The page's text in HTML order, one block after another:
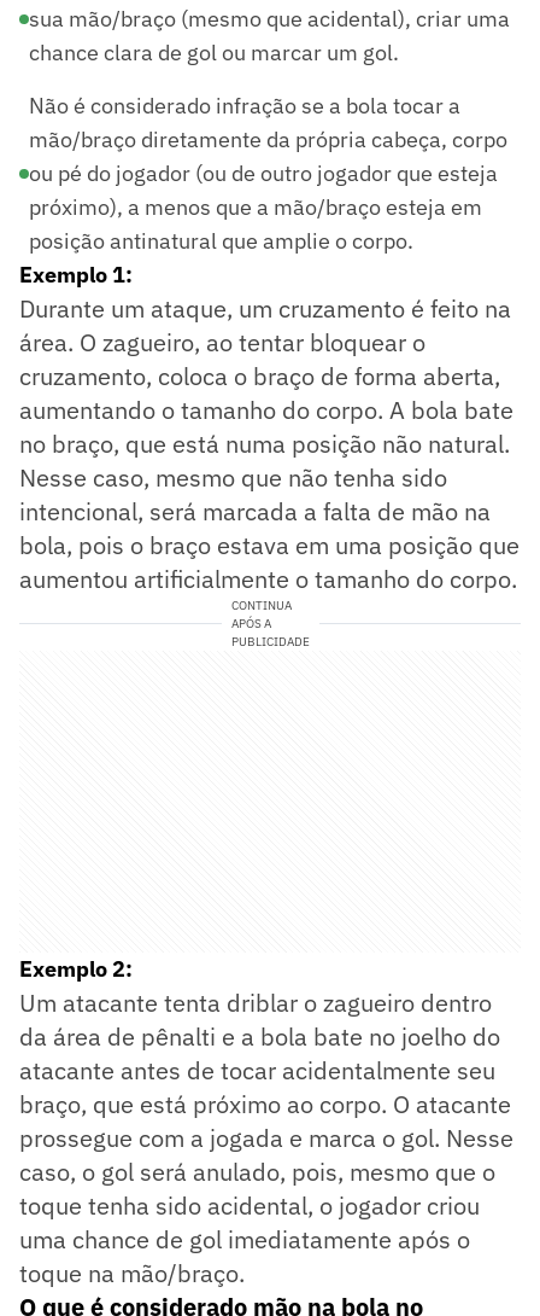
sua mão/braço (mesmo que acidental), criar uma
chance clara de gol ou marcar um gol.
Não é considerado infração se a bola tocar a
mão/braço diretamente da própria cabeça, corpo
ou pé do jogador (ou de outro jogador que esteja
próximo), a menos que a mão/braço esteja em
posição antinatural que amplie o corpo.
Exemplo 1:
Durante um ataque, um cruzamento é feito na
área. O zagueiro, ao tentar bloquear o
cruzamento, coloca o braço de forma aberta,
aumentando o tamanho do corpo. A bola bate
no braço, que está numa posição não natural.
Nesse caso, mesmo que não tenha sido
intencional, será marcada a falta de mão na
bola, pois o braço estava em uma posição que
aumentou artificialmente o tamanho do corpo.
CONTINUA
APÓS A
PUBLICIDADE
Exemplo 2:
Um atacante tenta driblar o zagueiro dentro
da área de pênalti e a bola bate no joelho do
atacante antes de tocar acidentalmente seu
braço, que está próximo ao corpo. O atacante
prossegue com a jogada e marca o gol. Nesse
caso, o gol será anulado, pois, mesmo que o
toque tenha sido acidental, o jogador criou
uma chance de gol imediatamente após o
toque na mão/braço.
O que é considerado mão na bola no